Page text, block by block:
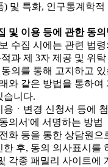
) 및 특화, 인구통계학
및 이용 등에 관한 동의
수집 시에는 관련 법
과 제 3자 제공 및 위
의를 통해 고지하고
와 같은 방법을 통하여
습니다.
ㆍ변경 신청서 등에
의서'에 서명하는 방법
화 등을 통한 상담원으
후, 동의 의사표시를
각종 패밀리 사이트에